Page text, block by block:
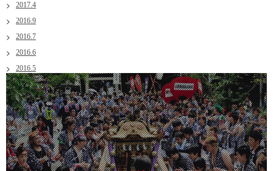
2017.4
2016.9
2016.7
2016.6
2016.5